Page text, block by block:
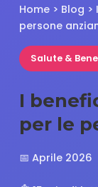
Home > Blog >
persone
Salute &
I
per le
📅 Aprile 2026